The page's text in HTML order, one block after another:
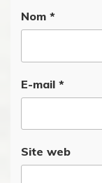
Nom *
E-mail *
Site web